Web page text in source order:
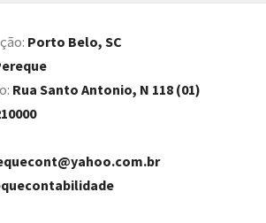
Porto Belo, SC
Rua Santo Antonio, N 118 (01)